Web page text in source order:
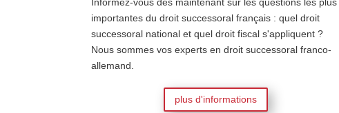
importantes du droit successoral français : quel droit
successoral national et quel droit fiscal s'appliquent ?
Nous sommes vos experts en droit successoral franco-
allemand.
plus d'informations